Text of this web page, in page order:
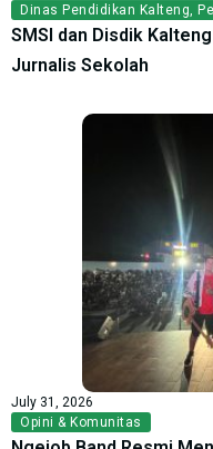
Dinas Pendidikan Kalteng,
SMSI dan Disdik
Jurnalis Sekolah
July 31, 2026
Opini & Komunitas